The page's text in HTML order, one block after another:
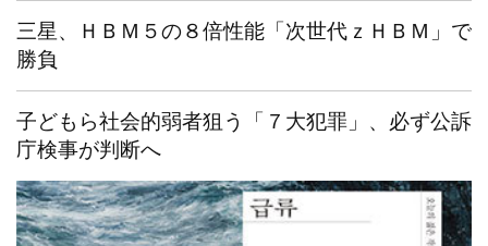
三星、ＨＢＭ５の８倍性能「次世代ｚＨＢＭ」で
勝負
子どもら社会的弱者狙う「７大犯罪」、必ず公訴
庁検事が判断へ